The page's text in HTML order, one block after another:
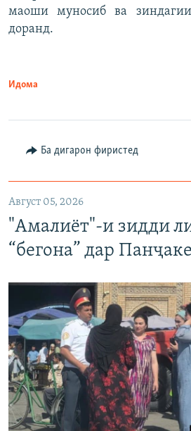
маоши муносиб ва
доранд.
Идома
Ба дигарон фиристед
Август 05, 2026
"Амалиёт"-и зидди
“бегона” дар